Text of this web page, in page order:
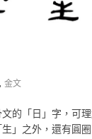
, 金文
的「日」字，可
」之外，還有圓